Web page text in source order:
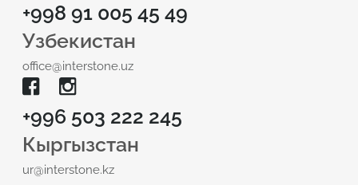
+998 91 005 45 49
Узбекистан
office@interstone.uz
+996 503 222 245
Кыргызстан
ur@interstone.kz